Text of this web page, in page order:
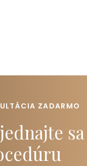
ZADARMO